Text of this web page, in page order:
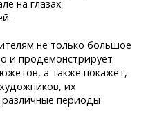
на глазах
не только большое
и продемонстрирует
а также покажет,
их
периоды